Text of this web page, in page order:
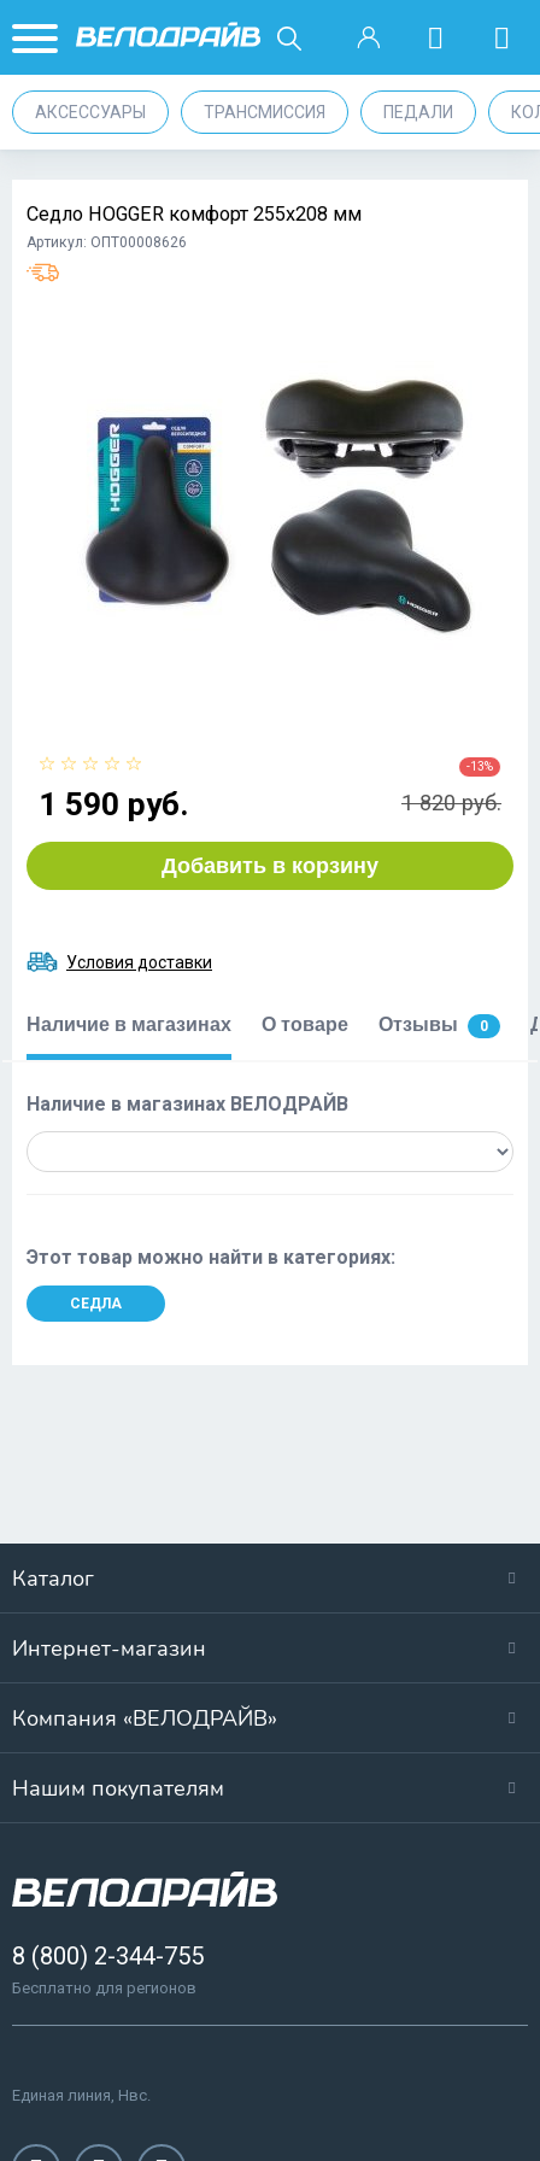
АКСЕССУАРЫ ТРАНСМИССИЯ ПЕДАЛИ
Седло HOGGER комфорт 255x208 мм
Артикул: ОПТ00008626
1 590 руб.
-13%
1 820 руб.
Добавить в корзину
Условия доставки
Наличие в магазинах О товаре Отзывы 0
Наличие в магазинах ВЕЛОДРАЙВ
Этот товар можно найти в категориях:
СЕДЛА
Каталог
Интернет-магазин
Компания «ВЕЛОДРАЙВ»
Нашим покупателям
8 (800) 2-344-755
Бесплатно для регионов
Единая линия, Нвс.